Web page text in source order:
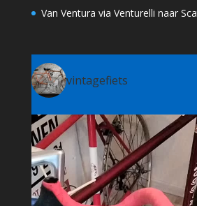
Van Ventura via Venturelli naar
vintagefiets